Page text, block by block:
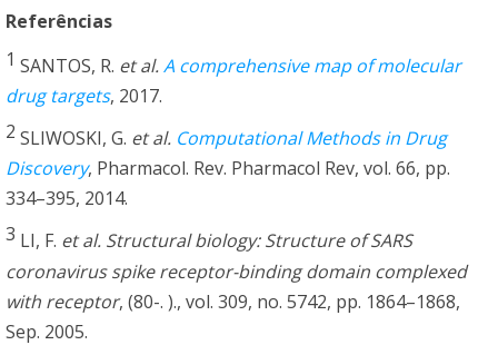
Referências
1 SANTOS, R. et al.A comprehensive map of molecular
drug targets, 2017.
2 SLIWOSKI, G. et al. Computational Methods in Drug
Discovery, Pharmacol. Rev. Pharmacol Rev, vol. 66, pp.
334–395, 2014.
3 LI, F. et al. Structural biology: Structure of SARS
coronavirus spike receptor-binding domain complexed
with receptor, (80-. )., vol. 309, no. 5742, pp. 1864–1868,
Sep. 2005.